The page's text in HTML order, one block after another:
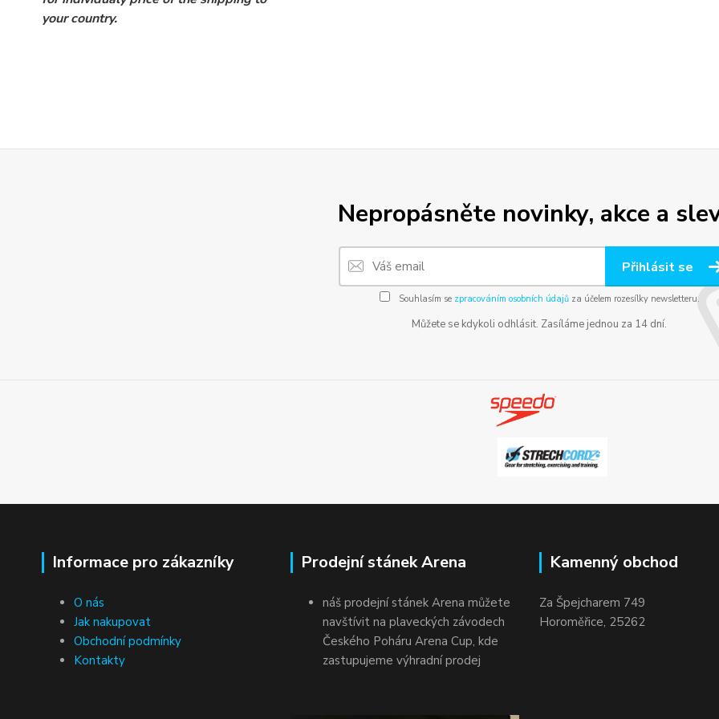
your country.
Nepropásněte novinky, akce a
Přihlásit se
Souhlasím se zpracováním osobních údajůza účelem rozesílky newsletteru.
Můžete se kdykoli odhlásit. Zasíláme jednou za 14 dní.
Informace pro zákazníky
O nás
Jak nakupovat
Obchodní podmínky
Kontakty
Prodejní stánek Arena
náš prodejní stánek Arena můžete
navštívit na plaveckých závodech
Českého Poháru Arena Cup, kde
zastupujeme výhradní prodej
Kamenný obchod
Za Špejcharem 749
Horoměřice, 25262